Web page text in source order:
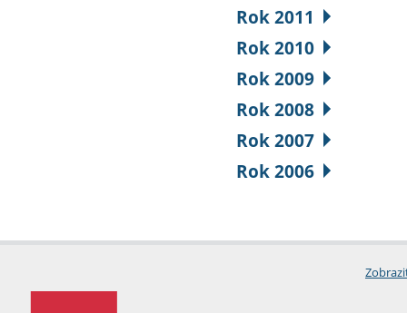
Rok 2011
Rok 2010
Rok 2009
Rok 2008
Rok 2007
Rok 2006